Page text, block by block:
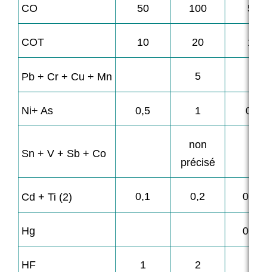
CO 50 100 50
COT 10 20 10
Pb + Cr + Cu + Mn 5
Ni+ As 0,5 1 0,5
Sn + V + Sb + Co
non
précisé
Cd + Ti (2) 0,1 0,2 0,05
Hg 0,05
HF 1 2